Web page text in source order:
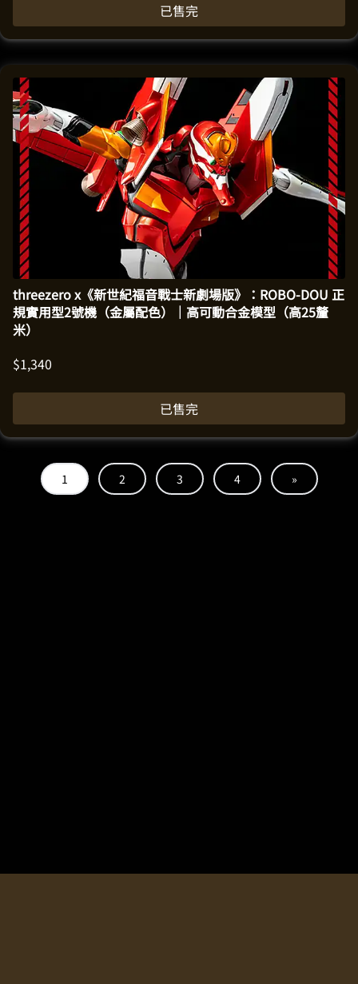
已售完
threezero x《新世紀福音戰士新劇場版》：ROBO-DOU 正
規實用型2號機（金屬配色）｜高可動合金模型（高25釐
米）
$1,340
已售完
1 2 3 4 »